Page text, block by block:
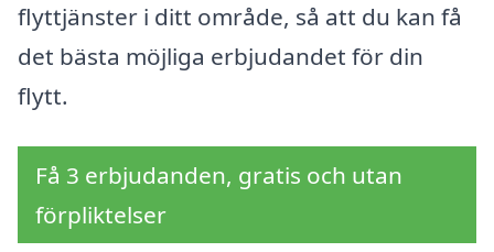
flyttjänster i ditt område, så att du kan få
det bästa möjliga erbjudandet för din
flytt.
Få 3 erbjudanden, gratis och utan
förpliktelser